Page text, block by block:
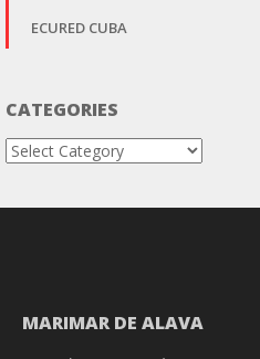
ECURED CUBA
CATEGORIES
Categories
MARIMAR DE ALAVA